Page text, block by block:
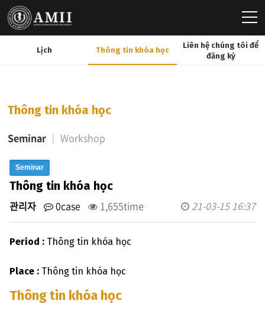
Lịch Thông tin khóa học
Liên hệ chúng tôi để
đăng ký
Thông tin khóa học
Seminar
Workshop
Seminar
Thông tin khóa học
관리자
0case 1,655time 21-03-15 16:37
Period : Thông tin khóa học
Place : Thông tin khóa học
Thông tin khóa học